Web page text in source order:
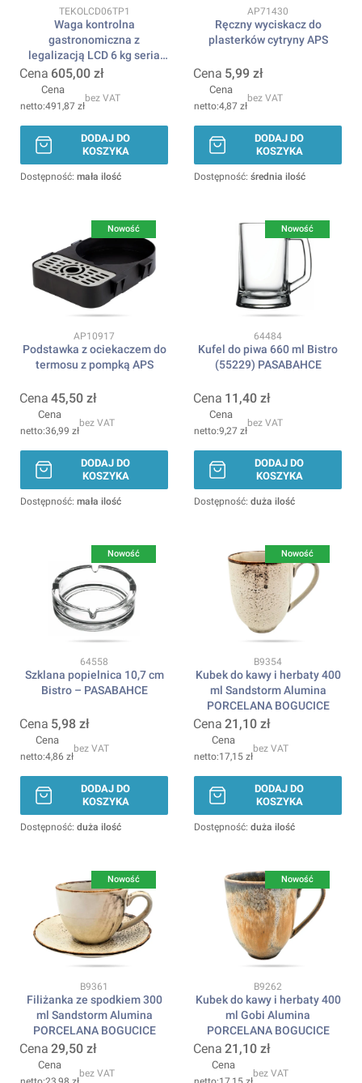
Kod produktu
TEKOLCD06TP1
Waga kontrolna
gastronomiczna z
legalizacją LCD 6 kg seria
ECO+ TEM – HENDI
Cena 605,00 zł
Cena
491,87 zł
bez VAT
DODAJ DO
KOSZYKA
Dostępność: mała ilość
Kod produktu
AP71430
Ręczny wyciskacz do
plasterków cytryny APS
Cena 5,99 zł
Cena
4,87 zł
bez VAT
DODAJ DO
KOSZYKA
Dostępność: średnia ilość
Nowość
Kod produktu
AP10917
Podstawka z ociekaczem do
termosu z pompką APS
Cena 45,50 zł
Cena
36,99 zł
bez VAT
DODAJ DO
KOSZYKA
Dostępność: mała ilość
Nowość
Kod produktu
64484
Kufel do piwa 660 ml Bistro
(55229) PASABAHCE
Cena 11,40 zł
Cena
9,27 zł
bez VAT
DODAJ DO
KOSZYKA
Dostępność: duża ilość
Nowość
Kod produktu
64558
Szklana popielnica 10,7 cm
Bistro – PASABAHCE
Cena 5,98 zł
Cena
4,86 zł
bez VAT
DODAJ DO
KOSZYKA
Dostępność: duża ilość
Nowość
Kod produktu
B9354
Kubek do kawy i herbaty 400
ml Sandstorm Alumina
PORCELANA BOGUCICE
Cena 21,10 zł
Cena
17,15 zł
bez VAT
DODAJ DO
KOSZYKA
Dostępność: duża ilość
Nowość
Kod produktu
B9361
Filiżanka ze spodkiem 300
ml Sandstorm Alumina
PORCELANA BOGUCICE
Cena 29,50 zł
Cena
bez VAT
Nowość
Kod produktu
B9262
Kubek do kawy i herbaty 400
ml Gobi Alumina
PORCELANA BOGUCICE
Cena 21,10 zł
Cena
bez VAT